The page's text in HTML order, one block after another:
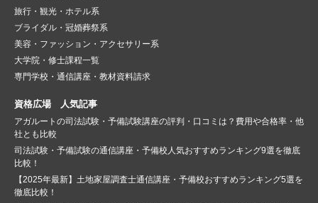
旅行・観光・ホテル系
ブライダル・冠婚葬祭系
美容・ファッション・アクセサリー系
大学院・修士課程一覧
専門学校・通信講座・教材資料請求
資格広場 人気記事
アガルートの司法試験・予備試験講座の評判・口コミは？費用や合格率・他
社とも比較
司法試験・予備試験の通信講座・予備校人気おすすめランキング9選を徹底
比較！
【2025年最新】土地家屋調査士通信講座・予備校おすすめランキング5選を
徹底比較！